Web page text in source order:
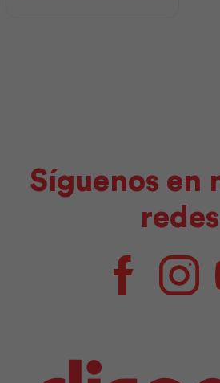
Síguenos en
redes
Facebook